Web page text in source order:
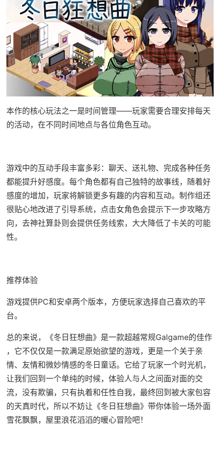
本作的核心玩法之一是时间管理——玩家需要合理安排每天
的活动，在不同时间地点与各位角色互动。
游戏中的​​互动手段丰富多彩​​：聊天、送礼物、完成各种任务
都能提升好感度。每个角色都有自己独特的故事线，随着好
感度的增加，玩家将解锁更多有趣的内容和互动。制作组还
很贴心地改进了引导系统，点击女角色会提示下一步攻略方
向，去神社算卦则会提供任务线索，大大降低了卡关的可能
性。
推荐体验
游戏提供PC和安卓两个版本，方便玩家选择自己喜欢的平
台。
总的来说，《冬日狂想曲》是一款​​超越常规Galgame的佳作​​
，它不仅仅是一款满足原始欲望的游戏，更是一个关于亲
情、友情和微妙情感的冬日童话。它给了玩家一个时光机，
让我们回到一个单纯的时候，体验人与人之间面对面的交
流，没有欺骗，只有执着和任性自我，最终回到被大家包容
的天真时代，所以不妨让《冬日狂想曲》带你体验一场​​外面
雪花飘飘，屋里浪花滔滔​​的暖心冒险吧！